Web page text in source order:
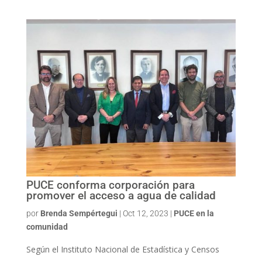
PUCE conforma corporación para
promover el acceso a agua de calidad
por Brenda Sempértegui | Oct 12, 2023 | PUCE en la
comunidad
Según el Instituto Nacional de Estadística y Censos